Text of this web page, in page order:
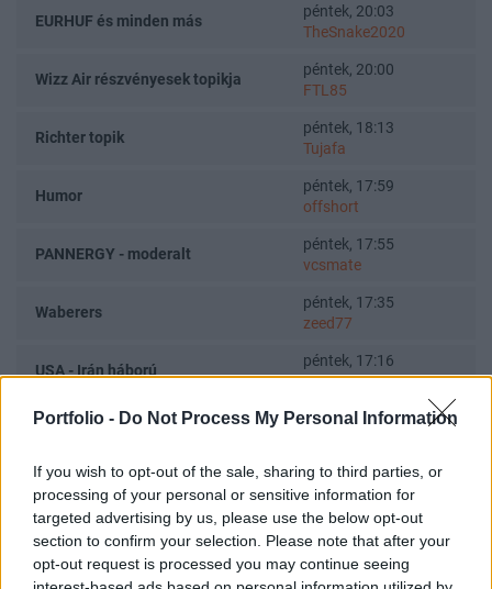
Portfolio - Do Not Process My Personal Information
If you wish to opt-out of the sale, sharing to third parties, or
processing of your personal or sensitive information for
targeted advertising by us, please use the below opt-out
section to confirm your selection. Please note that after your
opt-out request is processed you may continue seeing
EURHUF és minden más
péntek, 20:03
TheSnake2020
Wizz Air részvényesek topikja
péntek, 20:00
FTL85
Richter topik
péntek, 18:13
Tujafa
Humor
péntek, 17:59
offshort
PANNERGY - moderalt
péntek, 17:55
vcsmate
Waberers
péntek, 17:35
zeed77
USA - Irán háború
péntek, 17:16
keeper
Appeninn topik
péntek, 17:12
Köztársasági elnök kerestetik
péntek, 17:09
Wings
Appeninn real
péntek, 17:08
Jocek